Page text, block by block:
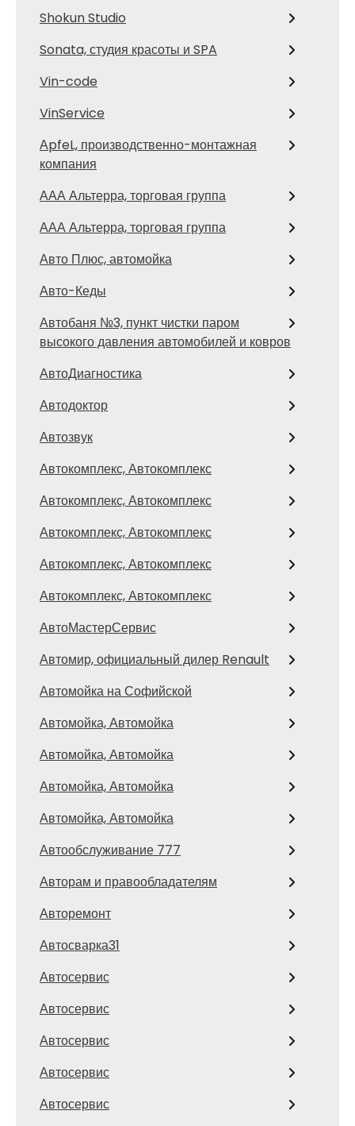
Shokun Studio
Sonata, студия красоты и SPA
Vin-code
VinService
АpfeL, производственно-монтажная
компания
ААА Альтерра, торговая группа
ААА Альтерра, торговая группа
Авто Плюс, автомойка
Авто-Кеды
Автобаня №3, пункт чистки паром
высокого давления автомобилей и ковров
АвтоДиагностика
Автодоктор
Автозвук
Автокомплекс, Автокомплекс
Автокомплекс, Автокомплекс
Автокомплекс, Автокомплекс
Автокомплекс, Автокомплекс
Автокомплекс, Автокомплекс
АвтоМастерСервис
Автомир, официальный дилер Renault
Автомойка на Софийской
Автомойка, Автомойка
Автомойка, Автомойка
Автомойка, Автомойка
Автомойка, Автомойка
Автообслуживание 777
Авторам и правообладателям
Авторемонт
Автосварка31
Автосервис
Автосервис
Автосервис
Автосервис
Автосервис